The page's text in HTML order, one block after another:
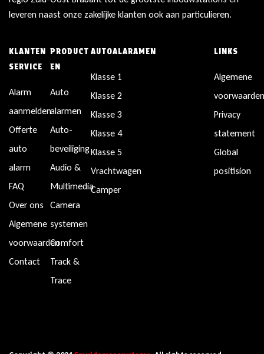
leveren naast onze zakelijke klanten ook aan particulieren.
KLANTEN
SERVICE
Alarm
aanmelden
Offerte
auto
alarm
FAQ
Over ons
Algemene
voorwaarden
Contact
PRODUCT
EN
Auto
alarmen
Auto-
beveiliging
Audio &
Multimedia
Camera
systemen
Comfort
Track &
Trace
AUTOALARAMEN
Klasse 1
Klasse 2
Klasse 3
Klasse 4
Klasse 5
Vrachtwagen
Camper
LINKS
Algemene
Privacy
statement
Global
positision